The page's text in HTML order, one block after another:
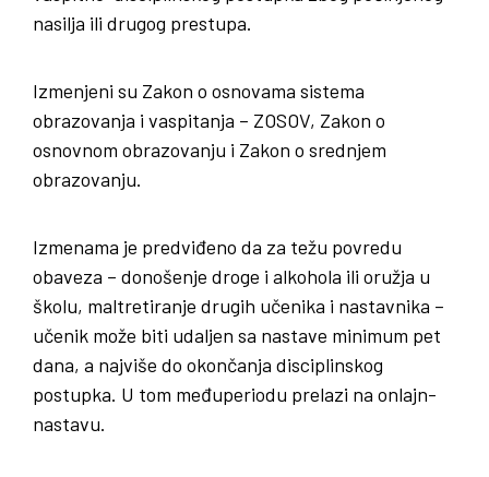
nasilja ili drugog prestupa.
Izmenjeni su Zakon o osnovama sistema
obrazovanja i vaspitanja – ZOSOV, Zakon o
osnovnom obrazovanju i Zakon o srednjem
obrazovanju.
Izmenama je predviđeno da za težu povredu
obaveza – donošenje droge i alkohola ili oružja u
školu, maltretiranje drugih učenika i nastavnika –
učenik može biti udaljen sa nastave minimum pet
dana, a najviše do okončanja disciplinskog
postupka. U tom međuperiodu prelazi na onlajn-
nastavu.